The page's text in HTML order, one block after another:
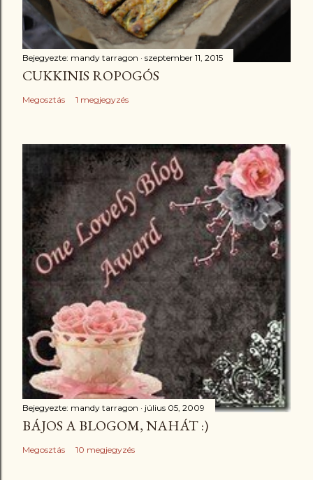
Bejegyezte: mandy tarragon szeptember 11, 2015
CUKKINIS ROPOGÓS
Megosztás 1 megjegyzés
Bejegyezte: mandy tarragon július 05, 2009
BÁJOS A BLOGOM, NAHÁT :)
Megosztás 10 megjegyzés